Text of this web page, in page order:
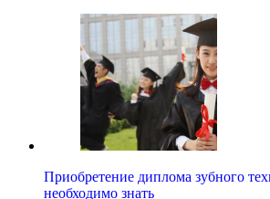
Приобретение диплома зубного
необходимо знать